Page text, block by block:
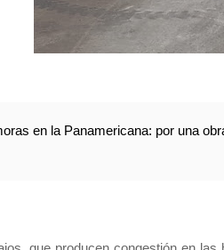
en la Panamericana: por una